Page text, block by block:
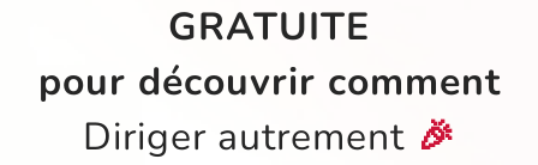
GRATUITE
pour découvrir comment
Diriger autrement🎉